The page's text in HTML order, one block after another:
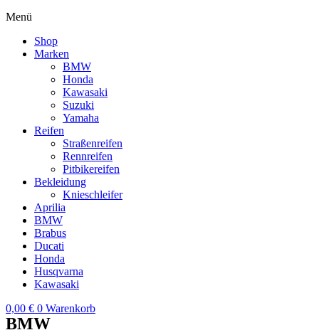
Menü
Shop
Marken
BMW
Honda
Kawasaki
Suzuki
Yamaha
Reifen
Straßenreifen
Rennreifen
Pitbikereifen
Bekleidung
Knieschleifer
Aprilia
BMW
Brabus
Ducati
Honda
Husqvarna
Kawasaki
0,00 € 0 Warenkorb
BMW